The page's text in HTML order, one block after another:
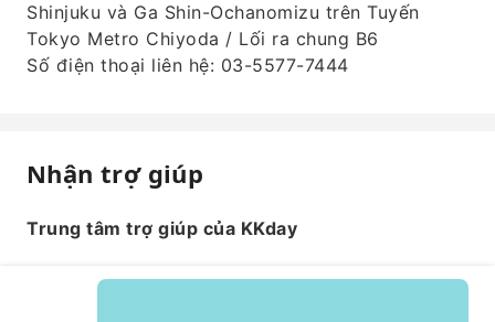
Shinjuku và Ga Shin-Ochanomizu trên Tuyến
Tokyo Metro Chiyoda / Lối ra chung B6
Số điện thoại liên hệ: 03-5577-7444
Nhận trợ giúp
Trung tâm trợ giúp của KKday